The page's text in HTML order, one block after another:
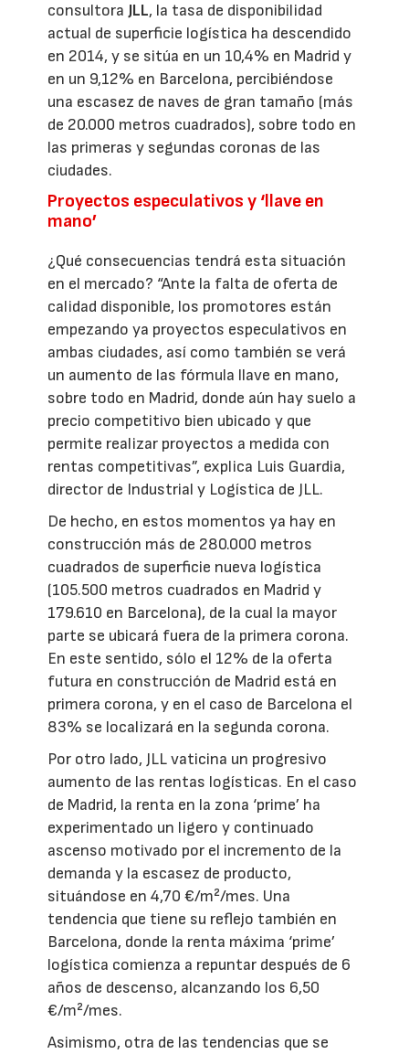
consultoraJLL, la tasa de disponibilidad
actual de superficie logística ha descendido
en 2014, y se sitúa en un 10,4% en Madrid y
en un 9,12% en Barcelona, percibiéndose
una escasez de naves de gran tamaño (más
de 20.000 metros cuadrados), sobre todo en
las primeras y segundas coronas de las
ciudades.
Proyectos especulativos y ‘llave en
mano’
¿Qué consecuencias tendrá esta situación
en el mercado? “Ante la falta de oferta de
calidad disponible, los promotores están
empezando ya proyectos especulativos en
ambas ciudades, así como también se verá
un aumento de las fórmula llave en mano,
sobre todo en Madrid, donde aún hay suelo a
precio competitivo bien ubicado y que
permite realizar proyectos a medida con
rentas competitivas”, explica Luis Guardia,
director de Industrial y Logística de JLL.
De hecho, en estos momentos ya hay en
construcción más de 280.000 metros
cuadrados de superficie nueva logística
(105.500 metros cuadrados en Madrid y
179.610 en Barcelona), de la cual la mayor
parte se ubicará fuera de la primera corona.
En este sentido, sólo el 12% de la oferta
futura en construcción de Madrid está en
primera corona, y en el caso de Barcelona el
83% se localizará en la segunda corona.
Por otro lado, JLL vaticina un progresivo
aumento de las rentas logísticas. En el caso
de Madrid, la renta en la zona ‘prime’ ha
experimentado un ligero y continuado
ascenso motivado por el incremento de la
demanda y la escasez de producto,
situándose en 4,70 €/m²/mes. Una
tendencia que tiene su reflejo también en
Barcelona, donde la renta máxima ‘prime’
logística comienza a repuntar después de 6
años de descenso, alcanzando los 6,50
€/m²/mes.
Asimismo, otra de las tendencias que se